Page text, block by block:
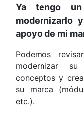
Ya tengo
modernizarlo
apoyo de mi
Podemos
modernizar
conceptos y
su marca
etc.).